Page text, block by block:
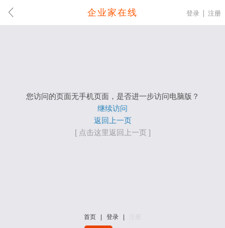
企业家在线 登录 注册
您访问的页面无手机页面，是否进一步访问电脑版？
继续访问
返回上一页
[ 点击这里返回上一页 ]
首页 登录